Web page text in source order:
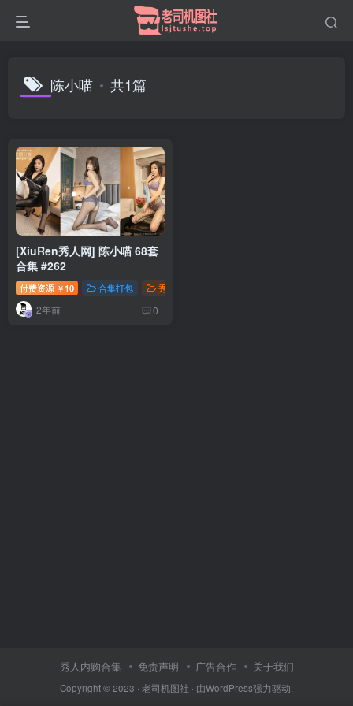
陈小喵 共1篇
[XiuRen秀人网] 陈小喵 68套
合集 #262
付费资源 ￥ 10 合集打包 秀人写真
2年前 0
秀人内购合集 免责声明 广告合作 关于我们
Copyright © 2023 · 老司机图社 · 由WordPress强力驱动.